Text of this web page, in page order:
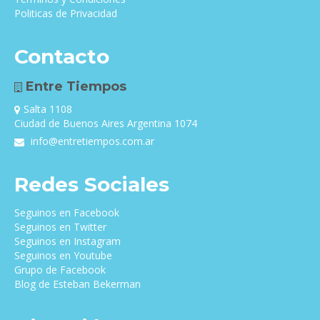
Politicas de Privacidad
Contacto
Entre Tiempos
Salta 1108
Ciudad de Buenos Aires Argentina 1074
info@entretiempos.com.ar
Redes Sociales
Seguinos en Facebook
Seguinos en Twitter
Seguinos en Instagram
Seguinos en Youtube
Grupo de Facebook
Blog de Esteban Bekerman